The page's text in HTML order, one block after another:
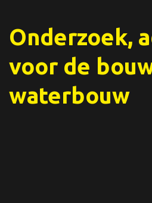
Onderzoek,
voor de
waterbouw